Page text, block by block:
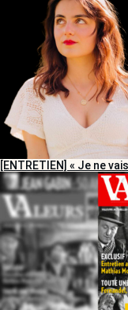
[ENTRETIEN] « Je ne